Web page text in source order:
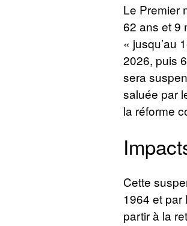
Le Premier
62 ans et 9
« jusqu’au
2026, puis
sera
saluée par
la réforme
Cette
1964 et
partir à la